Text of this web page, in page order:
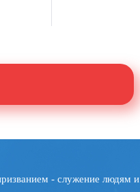
- служение людям и